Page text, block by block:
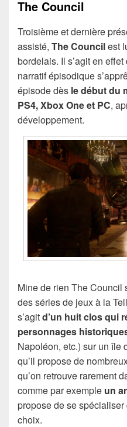
The Council
Troisième et dernière
assisté, The Councilest
bordelais. Il s’agit en effet
narratif épisodique
épisode dès le début du
PS4, Xbox One et PC,
développement.
Mine de rien The Council
des séries de jeux à la
s’agitd’un huit clos qui
personnages
Napoléon, etc.) sur un île
qu’il propose de
qu’on retrouve rarement
comme par exemple un
propose de se
choix.